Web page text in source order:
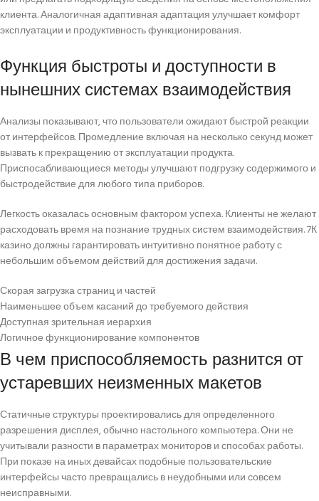
клиента. Аналогичная адаптивная адаптация улучшает комфорт
эксплуатации и продуктивность функционирования.
Функция быстроты и доступности в
нынешних системах взаимодействия
Анализы показывают, что пользователи ожидают быстрой реакции
от интерфейсов. Промедление включая на несколько секунд может
вызвать к прекращению от эксплуатации продукта.
Приспосабливающиеся методы улучшают подгрузку содержимого и
быстродействие для любого типа приборов.
Легкость оказалась основным фактором успеха. Клиенты не желают
расходовать время на познание трудных систем взаимодействия. 7К
казино должны гарантировать интуитивно понятное работу с
небольшим объемом действий для достижения задачи.
Скорая загрузка страниц и частей
Наименьшее объем касаний до требуемого действия
Доступная зрительная иерархия
Логичное функционирование компонентов
В чем приспособляемость разнится от
устаревших неизменных макетов
Статичные структуры проектировались для определенного
разрешения дисплея, обычно настольного компьютера. Они не
учитывали разности в параметрах мониторов и способах работы.
При показе на иных девайсах подобные пользовательские
интерфейсы часто превращались в неудобными или совсем
неисправными.